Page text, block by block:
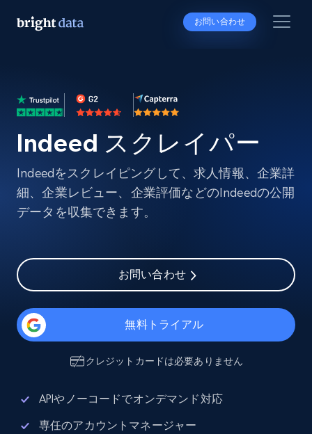
お問い合わせ
Indeed スクレイパー
Indeedをスクレイピングして、求人情報、企業詳
細、企業レビュー、企業評価などのIndeedの公開
データを収集できます。
お問い合わせ
無料トライアル
クレジットカードは必要ありません
APIやノーコードでオンデマンド対応
専任のアカウントマネージャー